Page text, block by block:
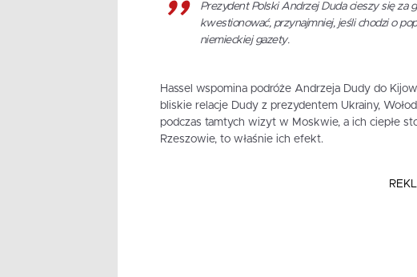
Prezydent Polski Andrzej Duda cieszy się za
kwestionować, przynajmniej, jeśli chodzi o
niemieckiej gazety.
Hassel wspomina podróże Andrzeja Dudy do
bliskie relacje Dudy z prezydentem Ukrainy,
podczas tamtych wizyt w Moskwie, a ich ciepłe
Rzeszowie, to właśnie ich efekt.